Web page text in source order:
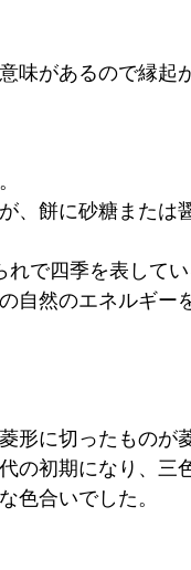
味があるので縁起
、餅に砂糖または
で四季を表してい
自然のエネルギー
形に切ったものが
の初期になり、三
色合いでした。